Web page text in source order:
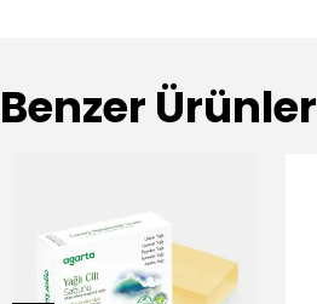
Benzer Ürünler